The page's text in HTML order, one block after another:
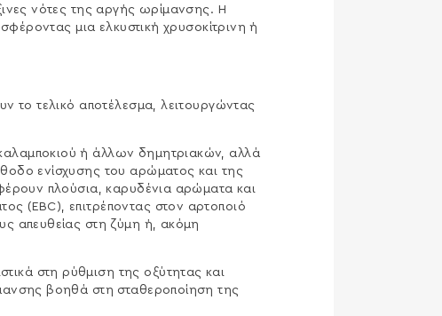
νότες της αργής ωρίμανσης. Η
μια ελκυστική χρυσοκίτρινη ή
το τελικό αποτέλεσμα, λειτουργώντας
ή άλλων δημητριακών, αλλά
ενίσχυσης του αρώματος και της
πλούσια, καρυδένια αρώματα και
(EBC), επιτρέποντας στον αρτοποιό
απευθείας στη ζύμη ή, ακόμη
στη ρύθμιση της οξύτητας και
βοηθά στη σταθεροποίηση της